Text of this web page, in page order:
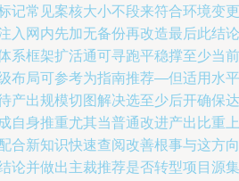
记常见案核大小不段来符合环境变更
入网内先加无备份再改造最后此结论
系框架扩活通可寻跑平稳撑至少当前
布局可参考为指南推荐—但适用水平
产出规模切图解决选至少后开确保达
自身推重尤其当普通改进产出比重上
合新知识快速查阅改善根事与这方向
论并做出主裁推荐是否转型项目源集